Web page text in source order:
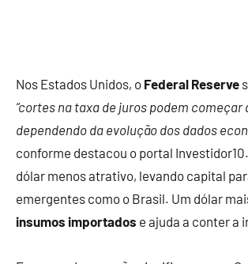
Nos Estados Unidos, o Federal Reserve
“cortes na taxa de juros podem começar
dependendo da evolução dos dados
conforme destacou o portal
dólar menos atrativo, levando capital
emergentes como o Brasil. Um dólar
insumos importados e ajuda a conter a